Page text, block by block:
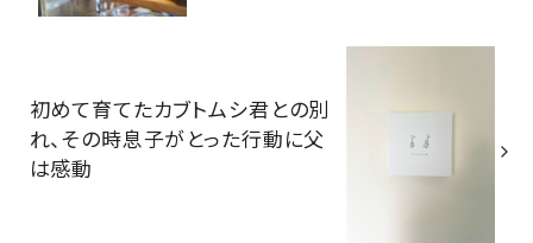
初めて育てたカブトムシ君との別
れ、その時息子がとった行動に父
は感動